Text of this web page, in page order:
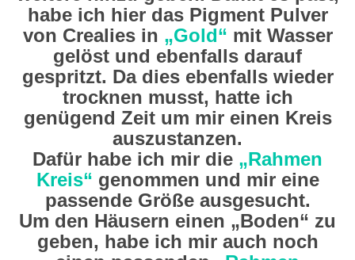
habe ich hier das Pigment Pulver
von Crealies in „Gold“ mit Wasser
gelöst und ebenfalls darauf
gespritzt. Da dies ebenfalls wieder
trocknen musst, hatte ich
genügend Zeit um mir einen Kreis
auszustanzen.
Dafür habe ich mir die „Rahmen
Kreis“ genommen und mir eine
passende Größe ausgesucht.
Um den Häusern einen „Boden“ zu
geben, habe ich mir auch noch